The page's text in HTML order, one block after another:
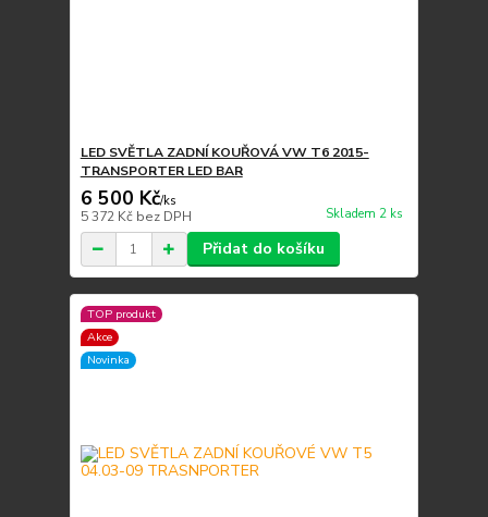
LED SVĚTLA ZADNÍ KOUŘOVÁ VW T6 2015-
TRANSPORTER LED BAR
6 500 Kč/ks
5 372 Kč bez DPH Skladem 2 ks
Přidat do košíku
TOP produkt
Akce
Novinka